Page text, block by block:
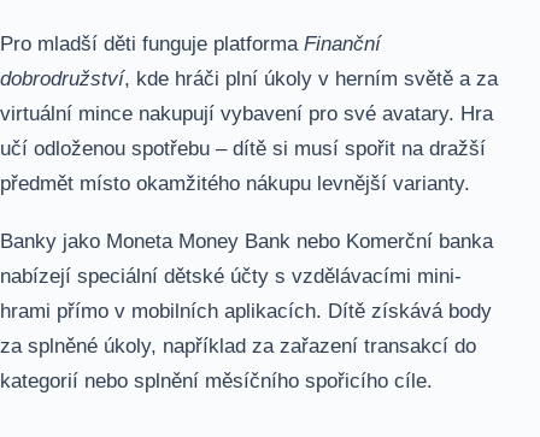
Pro mladší děti funguje platforma Finanční
dobrodružství, kde hráči plní úkoly v herním světě a za
virtuální mince nakupují vybavení pro své avatary. Hra
učí odloženou spotřebu – dítě si musí spořit na dražší
předmět místo okamžitého nákupu levnější varianty.
Banky jako Moneta Money Bank nebo Komerční banka
nabízejí speciální dětské účty s vzdělávacími mini-
hrami přímo v mobilních aplikacích. Dítě získává body
za splněné úkoly, například za zařazení transakcí do
kategorií nebo splnění měsíčního spořicího cíle.